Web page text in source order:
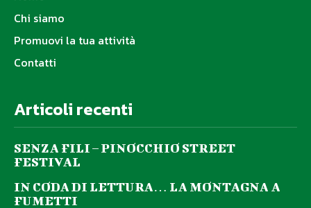
Chi siamo
Promuovi la tua attività
Contatti
Articoli recenti
SENZA FILI – PINOCCHIO STREET
FESTIVAL
IN CODA DI LETTURA… LA MONTAGNA A
FUMETTI